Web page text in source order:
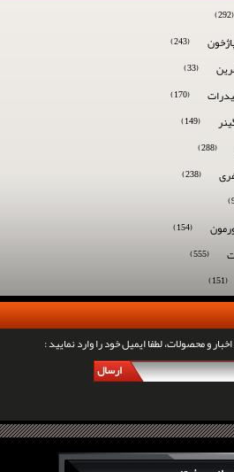
(292)
(243)
(33)
(170)
(149)
(288)
(238)
(154)
(555)
(151)
و محصولات، لطفا ایمیل خود را وارد نمایید :
ارسال